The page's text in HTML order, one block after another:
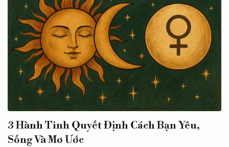
bị chững lại để rà soát lần cuối trước khi bước sang
năm mới. Hãy cùng khám phá xem điều gì đang...
3 Hành Tinh Quyết Định Cách Bạn Yêu,
Sống Và Mơ Ước